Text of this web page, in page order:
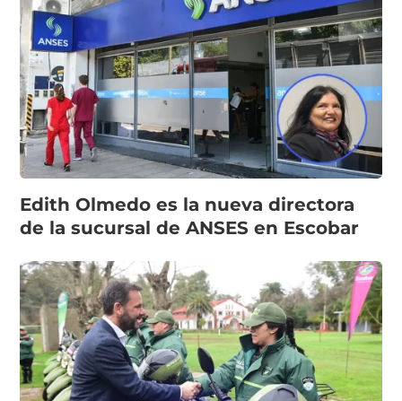
Edith Olmedo es la nueva directora
de la sucursal de ANSES en Escobar